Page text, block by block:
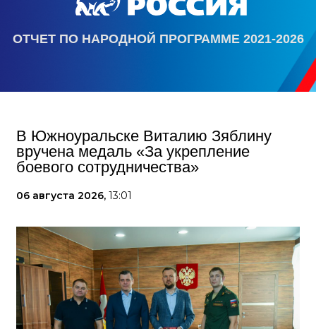
ОТЧЕТ ПО НАРОДНОЙ ПРОГРАММЕ 2021-2026
В Южноуральске Виталию Зяблину
вручена медаль «За укрепление
боевого сотрудничества»
06 августа 2026, 13:01